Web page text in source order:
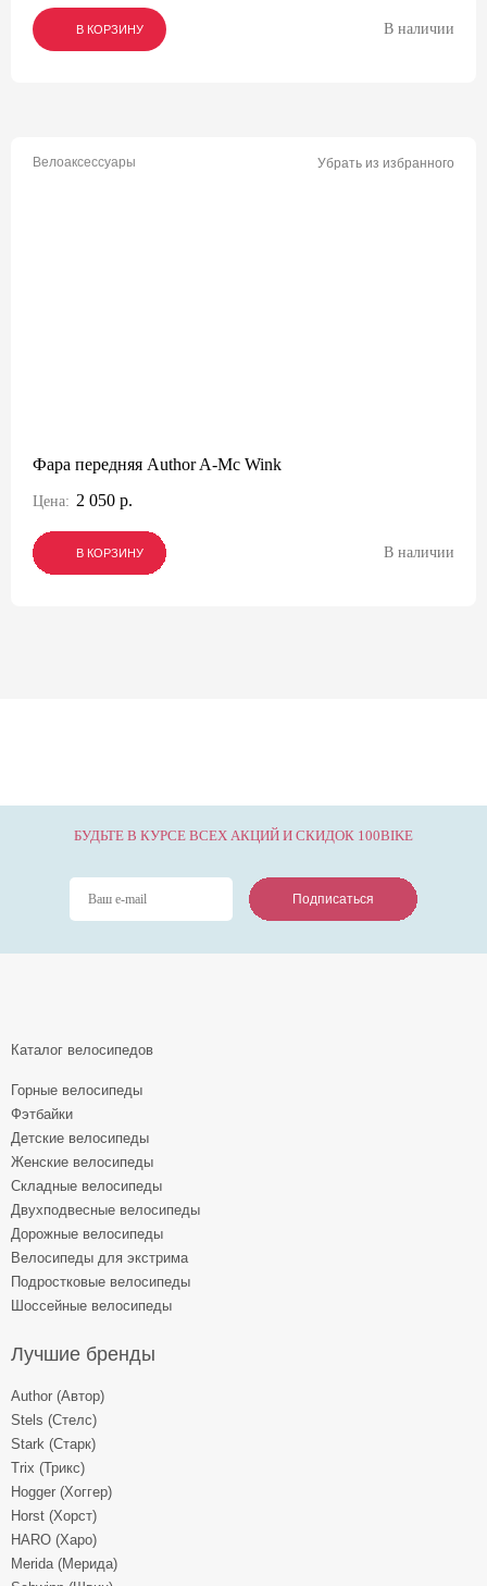
В КОРЗИНУ
В КОРЗИНУ
В КОРЗИНУ В наличии
Велоаксессуары Убрать из избранного
Фара передняя Author A-Mc Wink
Цена: 2 050 р.
В КОРЗИНУ
В КОРЗИНУ
В КОРЗИНУ В наличии
БУДЬТЕ В КУРСЕ ВСЕХ АКЦИЙ И СКИДОК 100BIKE
Подписаться
Подписаться
Подписаться
Каталог велосипедов
Горные велосипеды
Фэтбайки
Детские велосипеды
Женские велосипеды
Складные велосипеды
Двухподвесные велосипеды
Дорожные велосипеды
Велосипеды для экстрима
Подростковые велосипеды
Шоссейные велосипеды
Лучшие бренды
Author (Автор)
Stels (Стелс)
Stark (Старк)
Trix (Трикс)
Hogger (Хоггер)
Horst (Хорст)
HARO (Харо)
Merida (Мерида)